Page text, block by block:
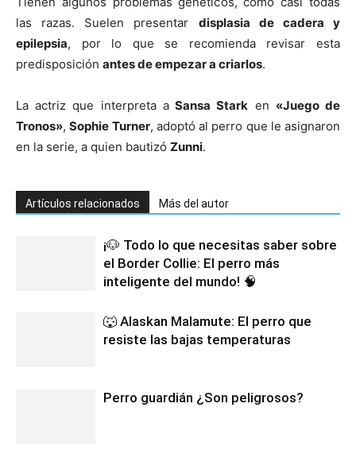
las razas. Suelen presentar displasia de cadera y
epilepsia, por lo que se recomienda revisar esta
predisposición antes de empezar a criarlos.
La actriz que interpreta aSansa Stark en «Juego de
Tronos»,Sophie Turner, adoptó al perro que le asignaron
en la serie, a quien bautizó Zunni.
Artículos relacionados Más del autor
¡🐶 Todo lo que necesitas saber sobre
el Border Collie: El perro más
inteligente del mundo! 🧠
🐺 Alaskan Malamute: El perro que
resiste las bajas temperaturas
Perro guardián ¿Son peligrosos?